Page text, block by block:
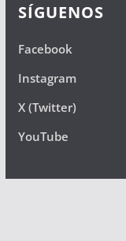
SÍGUENOS
Facebook
Instagram
X (Twitter)
YouTube